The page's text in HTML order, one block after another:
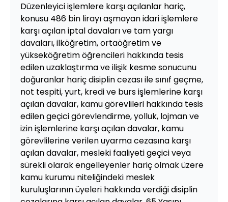
Düzenleyici işlemlere karşı açılanlar hariç,
konusu 486 bin lirayı aşmayan idari işlemlere
karşı açılan iptal davaları ve tam yargı
davaları, ilköğretim, ortaöğretim ve
yükseköğretim öğrencileri hakkında tesis
edilen uzaklaştırma ve ilişik kesme sonucunu
doğuranlar hariç disiplin cezası ile sınıf geçme,
not tespiti, yurt, kredi ve burs işlemlerine karşı
açılan davalar, kamu görevlileri hakkında tesis
edilen geçici görevlendirme, yolluk, lojman ve
izin işlemlerine karşı açılan davalar, kamu
görevlilerine verilen uyarma cezasına karşı
açılan davalar, mesleki faaliyeti geçici veya
sürekli olarak engelleyenler hariç olmak üzere
kamu kurumu niteliğindeki meslek
kuruluşlarının üyeleri hakkında verdiği disiplin